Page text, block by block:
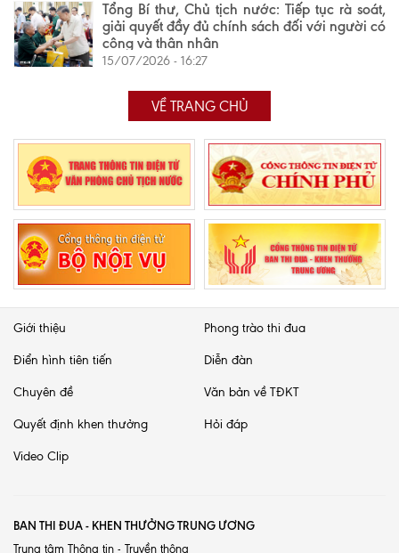
Tổng Bí thư, Chủ tịch nước: Tiếp tục rà soát,
giải quyết đầy đủ chính sách đối với người có
công và thân nhân
15/07/2026 - 16:27
VỀ TRANG CHỦ
Giới thiệu Phong trào thi đua
Điển hình tiên tiến Diễn đàn
Chuyên đề Văn bản về TĐKT
Quyết định khen thưởng Hỏi đáp
Video Clip
BAN THI ĐUA - KHEN THƯỞNG TRUNG ƯƠNG
Trung tâm Thông tin - Truyền thông